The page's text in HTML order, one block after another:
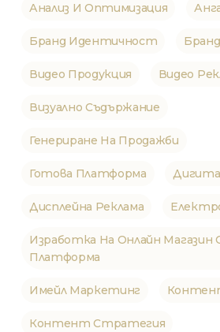
Анализ И Оптимизация
Бранд Идентичност
Видео Продукция Видео
Визуално Съдържание
Генериране На Продажби
Готова Платформа
Дисплейна Реклама
Изработка На Онлайн Магазин
Платформа
Имейл Маркетинг
Контент Стратегия